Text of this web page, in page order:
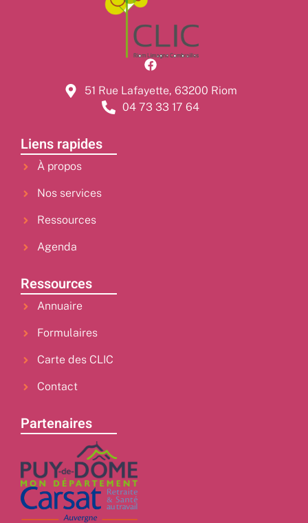
51 Rue Lafayette, 63200 Riom
04 73 33 17 64
Liens rapides
À propos
Nos services
Ressources
Agenda
Ressources
Annuaire
Formulaires
Carte des CLIC
Contact
Partenaires